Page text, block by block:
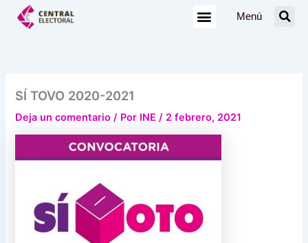
Menú
SÍ TOVO 2020-2021
Deja un comentario / Por INE/ 2 febrero, 2021